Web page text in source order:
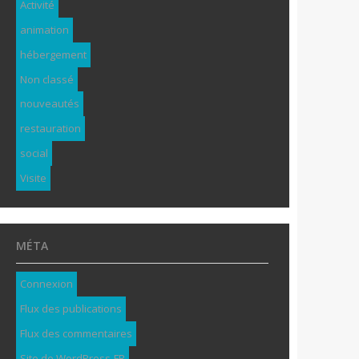
Activité
animation
hébergement
Non classé
nouveautés
restauration
social
Visite
MÉTA
Connexion
Flux des publications
Flux des commentaires